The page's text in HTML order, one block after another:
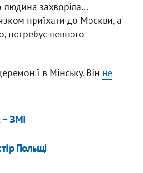
захворіла...
приїхати до Москви, а
потребує певного
в Мінську. Він не
− ЗМІ
Польщі